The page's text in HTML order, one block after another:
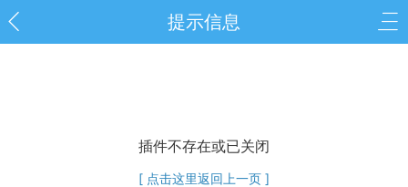
提示信息
插件不存在或已关闭
[ 点击这里返回上一页 ]